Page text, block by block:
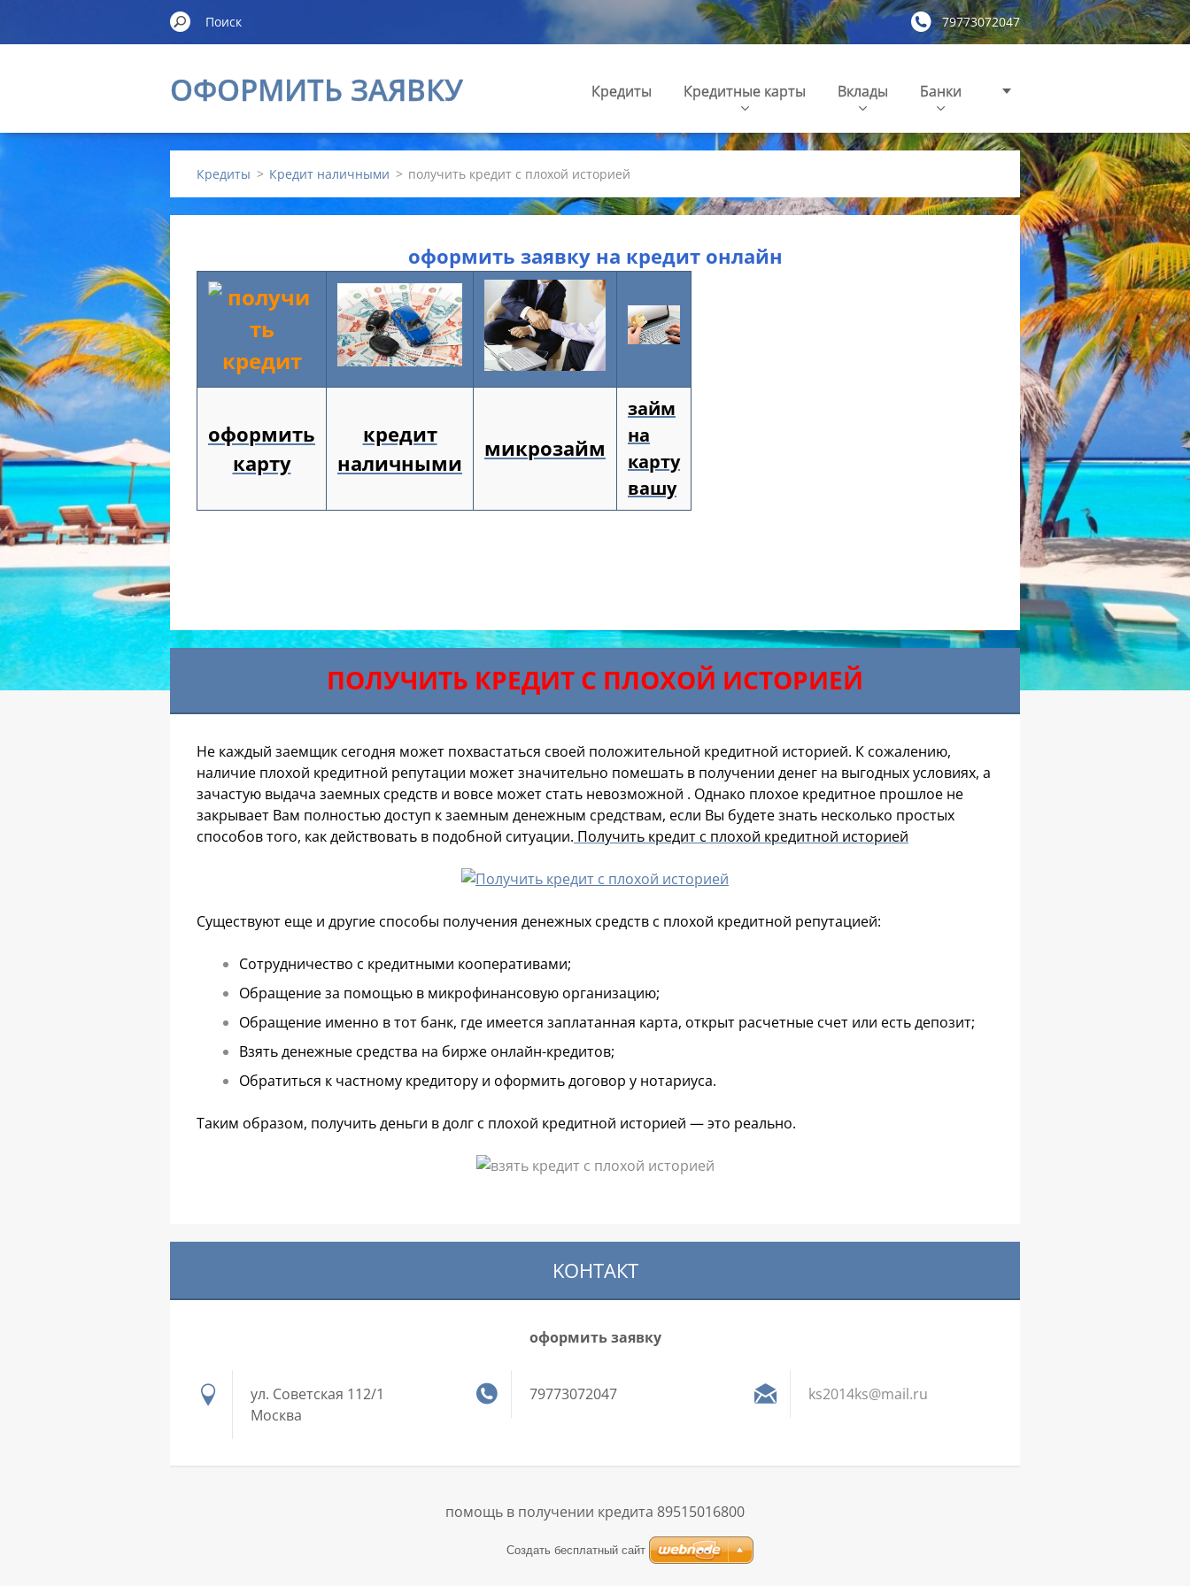
79773072047
ОФОРМИТЬ ЗАЯВКУ Кредиты Кредитные карты Вклады Банки
Кредиты > Кредит наличными > получить кредит с плохой историей
оформить заявку на кредит онлайн
оформить
карту
кредит
наличными
микрозайм
займ
на
карту
вашу
ПОЛУЧИТЬ КРЕДИТ С ПЛОХОЙ ИСТОРИЕЙ
Не каждый заемщик сегодня может похвастаться своей положительной кредитной историей. К сожалению,
наличие плохой кредитной репутации может значительно помешать в получении денег на выгодных условиях, а
зачастую выдача заемных средств и вовсе может стать невозможной . Однако плохое кредитное прошлое не
закрывает Вам полностью доступ к заемным денежным средствам, если Вы будете знать несколько простых
способов того, как действовать в подобной ситуации. Получить кредит с плохой кредитной историей
Существуют еще и другие способы получения денежных средств с плохой кредитной репутацией:
Сотрудничество с кредитными кооперативами;
Обращение за помощью в микрофинансовую организацию;
Обращение именно в тот банк, где имеется заплатанная карта, открыт расчетные счет или есть депозит;
Взять денежные средства на бирже онлайн-кредитов;
Обратиться к частному кредитору и оформить договор у нотариуса.
Таким образом, получить деньги в долг с плохой кредитной историей — это реально.
KOНТАКТ
оформить заявку
ул. Советская 112/1
Москва
79773072047 ks2014ks@mail.ru
помощь в получении кредита 89515016800
Создать бесплатный сайт